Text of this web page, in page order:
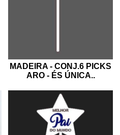
MADEIRA - CONJ.6 PICKS
ARO - ÉS ÚNICA..